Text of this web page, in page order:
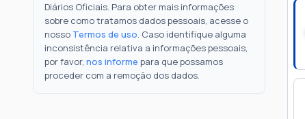
Diários Oficiais. Para obter mais informações
sobre como tratamos dados pessoais, acesse o
nosso Termos de uso. Caso identifique alguma
inconsistência relativa a informações pessoais,
por favor, nos informe para que possamos
proceder com a remoção dos dados.